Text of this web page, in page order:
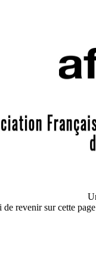
de revenir sur cette